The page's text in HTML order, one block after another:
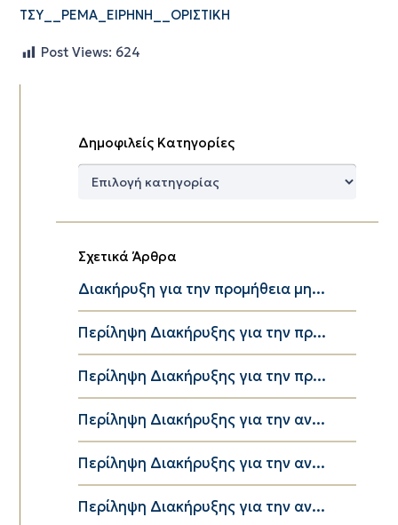
ΤΣΥ__ΡΕΜΑ_ΕΙΡΗΝΗ__ΟΡΙΣΤΙΚΗ
Post Views: 624
Δημοφιλείς Κατηγορίες
Δημοφιλείς
Σχετικά Άρθρα
Διακήρυξη για την προμήθεια μη...
Περίληψη Διακήρυξης για την πρ...
Περίληψη Διακήρυξης για την πρ...
Περίληψη Διακήρυξης για την αν...
Περίληψη Διακήρυξης για την αν...
Περίληψη Διακήρυξης για την αν...